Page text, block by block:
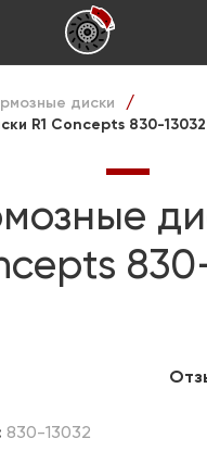
диски /
R1 Concepts 830-13032
830-13032